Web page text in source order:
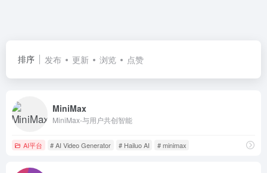
排序 发布 更新 浏览 点赞
MiniMax
MiniMax-与用户共创智能
AI平台 # AI Video Generator # Hailuo AI # minimax